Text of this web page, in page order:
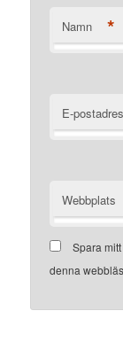
Namn *
E-
Webbplats
Spara
denna